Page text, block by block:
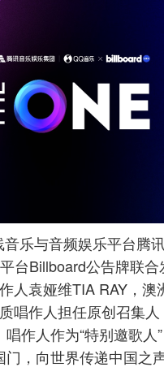
乐与音频娱乐平台腾
台Billboard公告牌联
人袁娅维TIA RAY，
唱作人担任原创召集
作人作为“特别邀歌
，向世界传递中国之声